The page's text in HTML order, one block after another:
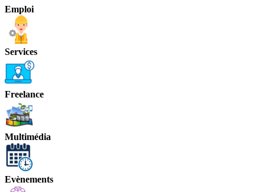
Emploi
Services
Freelance
Multimédia
Evènements